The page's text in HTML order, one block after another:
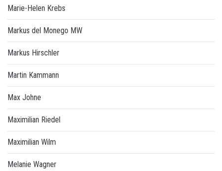
Marie-Helen Krebs
Markus del Monego MW
Markus Hirschler
Martin Kammann
Max Johne
Maximilian Riedel
Maximilian Wilm
Melanie Wagner